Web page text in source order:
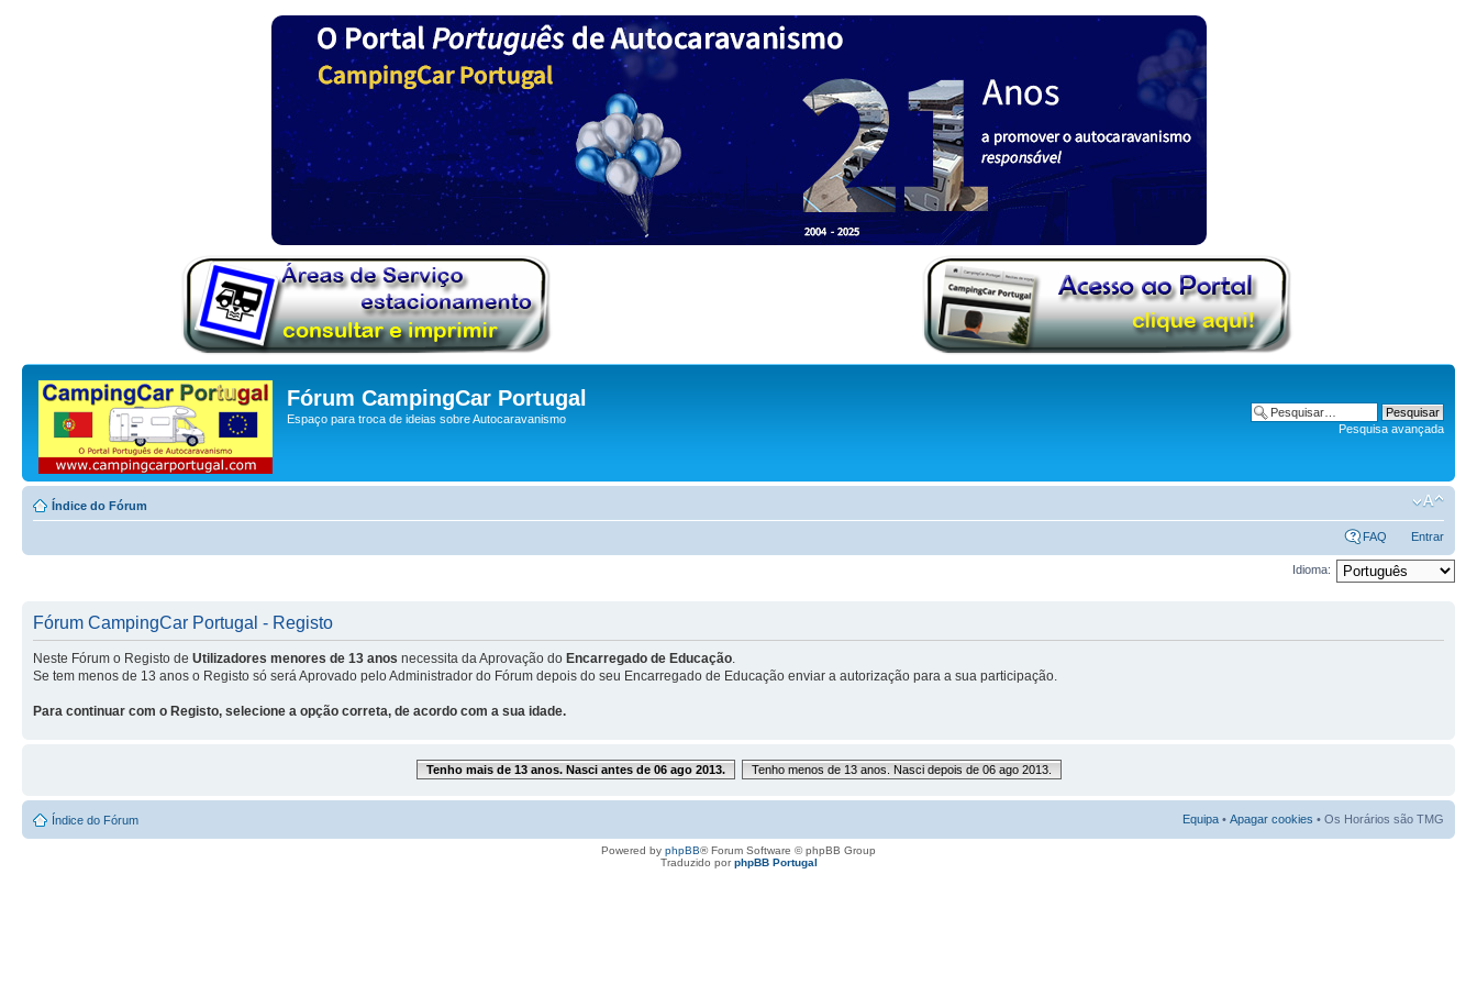
Fórum CampingCar Portugal
Espaço para troca de ideias sobre Autocaravanismo
Pesquisa avançada
Índice do Fórum
FAQ Entrar
Idioma:
Fórum CampingCar Portugal - Registo
Neste Fórum o Registo de Utilizadores menores de 13 anos necessita da Aprovação do Encarregado de Educação
Se tem menos de 13 anos o Registo só será Aprovado pelo Administrador do Fórum depois do seu Encarregado de Educação enviar a autorização para a sua participação.
Para continuar com o Registo, selecione a opção correta, de acordo com a sua idade.
Tenho mais de 13 anos. Nasci antes de 06 ago 2013. Tenho menos de 13 anos. Nasci depois de 06 ago 2013.
Índice do Fórum Equipa • Apagar cookies • Os Horários são TMG
Powered by phpBB® Forum Software © phpBB Group
Traduzido porphpBB Portugal